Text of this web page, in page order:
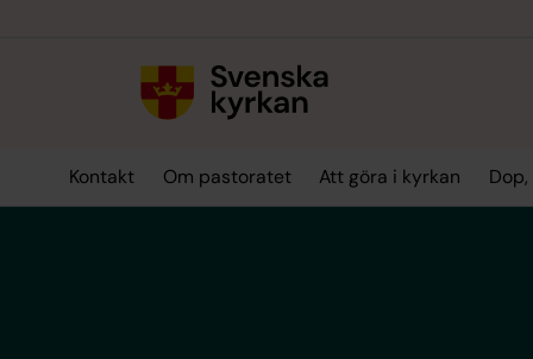
Kontakt Om pastoratet Att göra i kyrkan